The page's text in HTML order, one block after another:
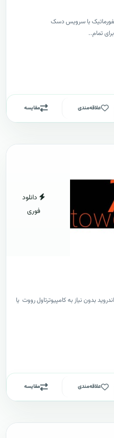
با سرویس دسک
علاقه‌مندی مقایسه
دانلود
فوری
بدون نياز به کامپيوترتاول رووت يا
علاقه‌مندی مقایسه